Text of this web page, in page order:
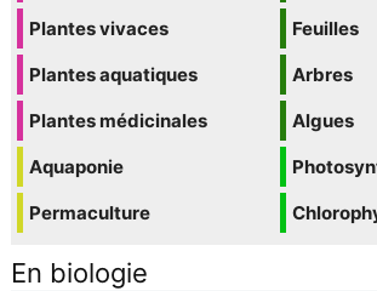
Plantes vivaces
Plantes aquatiques
Plantes médicinales
Aquaponie
Permaculture
Feuilles
Arbres
Algues
En biologie